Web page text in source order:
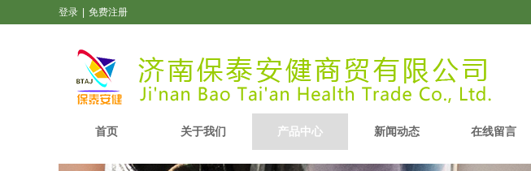
登录 免费注册
首页 关于我们 产品中心 新闻动态 在线留言